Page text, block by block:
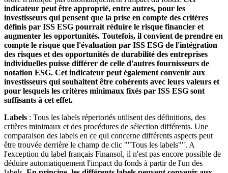
indicateur peut être approprié, entre autres, pour les
investisseurs qui pensent que la prise en compte des critères
définis par ISS ESG pourrait réduire le risque financier et
augmenter les opportunités. Toutefois, il convient de prendre en
compte le risque que l'évaluation par ISS ESG de l'intégration
des risques et des opportunités de durabilité des entreprises
individuelles puisse différer de celle d'autres fournisseurs de
notation ESG. Cet indicateur peut également convenir aux
investisseurs qui souhaitent être cohérents avec leurs valeurs et
pour lesquels les critères minimaux fixés par ISS ESG sont
suffisants à cet effet.
Labels : Tous les labels répertoriés utilisent des définitions, des
critères minimaux et des procédures de sélection différents. Une
comparaison des labels en ce qui concerne différents aspects peut
être trouvée derrière le champ de clic ""Tous les labels"". A
l'exception du label français Finansol, il n'est pas encore possible de
déduire automatiquement l'impact du fonds à partir de l'un des